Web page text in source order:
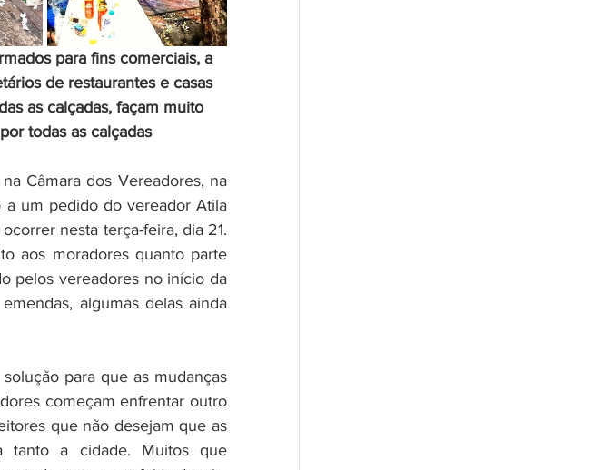
para fins comerciais, a
de restaurantes e casas
as calçadas, façam muito
todas as calçadas
Câmara dos Vereadores, na
a um pedido do vereador Atila
nesta terça-feira, dia 21.
aos moradores quanto parte
pelos vereadores no início da
algumas delas ainda
começam enfrentar outro
que não desejam que as
tanto a cidade. Muitos que